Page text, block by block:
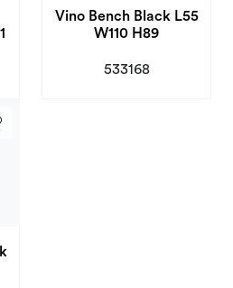
Vino Bench Black L55
W110 H89
533168